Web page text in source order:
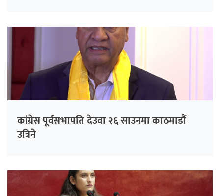
कांग्रेस पूर्वसभापति देउवा २६ साउनमा काठमाडौं
उत्रिने